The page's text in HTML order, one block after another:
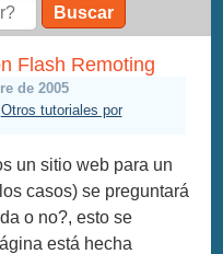
Buscar
Flash Remoting
de 2005
Otros tutoriales por
un sitio web para un
casos) se preguntará
o no?, esto se
está hecha